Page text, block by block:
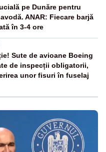
pe Dunăre pentru
ANAR: Fiecare barjă
în 3-4 ore
Sute de avioane Boeing
de inspecții obligatorii,
unor fisuri în fuselaj